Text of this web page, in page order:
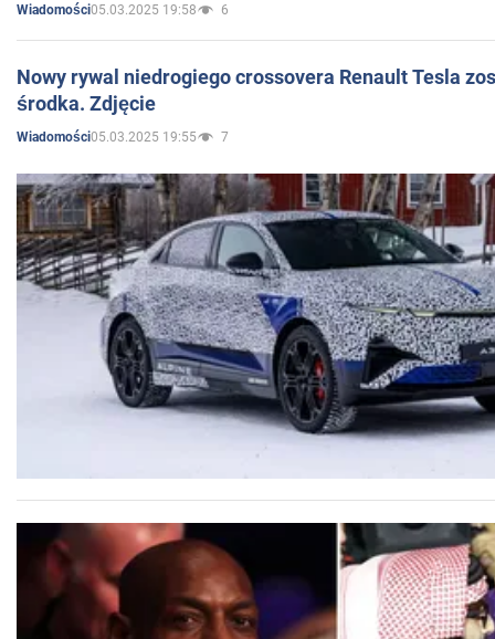
Wiadomości05.03.2025 19:58 6
Nowy rywal niedrogiego crossovera Renault Tesla
środka. Zdjęcie
Wiadomości05.03.2025 19:55 7